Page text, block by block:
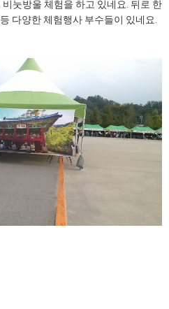
눗방울 체험을 하고 있네요. 뒤로 한
다양한 체험행사 부수들이 있네요.